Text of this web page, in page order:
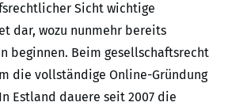
Sicht wichtige
dar, wozu nunmehr bereits
beginnen. Beim gesellschaftsrecht
die vollständige Online-Gründung
Estland dauere seit 2007 die